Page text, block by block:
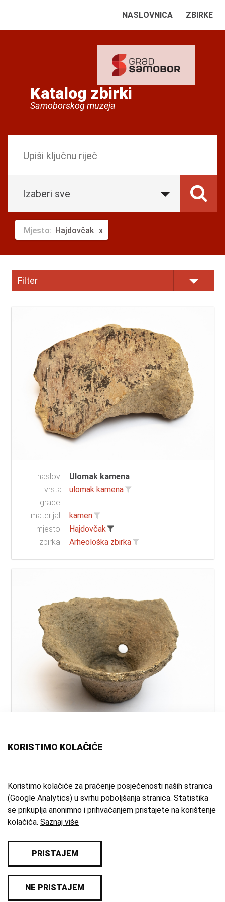
NASLOVNICA ZBIRKE
Katalog zbirki
Samoborskog muzeja
Izaberi sve
Mjesto: Hajdovčak
Filter
naslov:
Ulomak kamena
vrsta
građe:
ulomak kamena
materijal:
kamen
mjesto:
Hajdovčak
zbirka:
Arheološka zbirka
naslov:
Ulomak keramike
materijal:
keramika
mjesto:
Hajdovčak
zbirka:
Arheološka zbirka
© 2026 Samoborski muzej
KORISTIMO KOLAČIĆE
Koristimo kolačiće za praćenje posjećenosti naših stranica
(Google Analytics) u svrhu poboljšanja stranica. Statistika
se prikuplja anonimno i prihvaćanjem pristajete na korištenje
kolačića. Saznaj više
PRISTAJEM
NE PRISTAJEM